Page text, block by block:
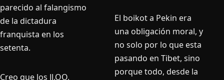
parecido al falangismo
de la dictadura
franquista en los
setenta.
Creo que los JJ.OO.
El boikot a Pekin era
una obligación moral, y
no solo por lo que esta
pasando en Tibet, sino
porque todo, desde la